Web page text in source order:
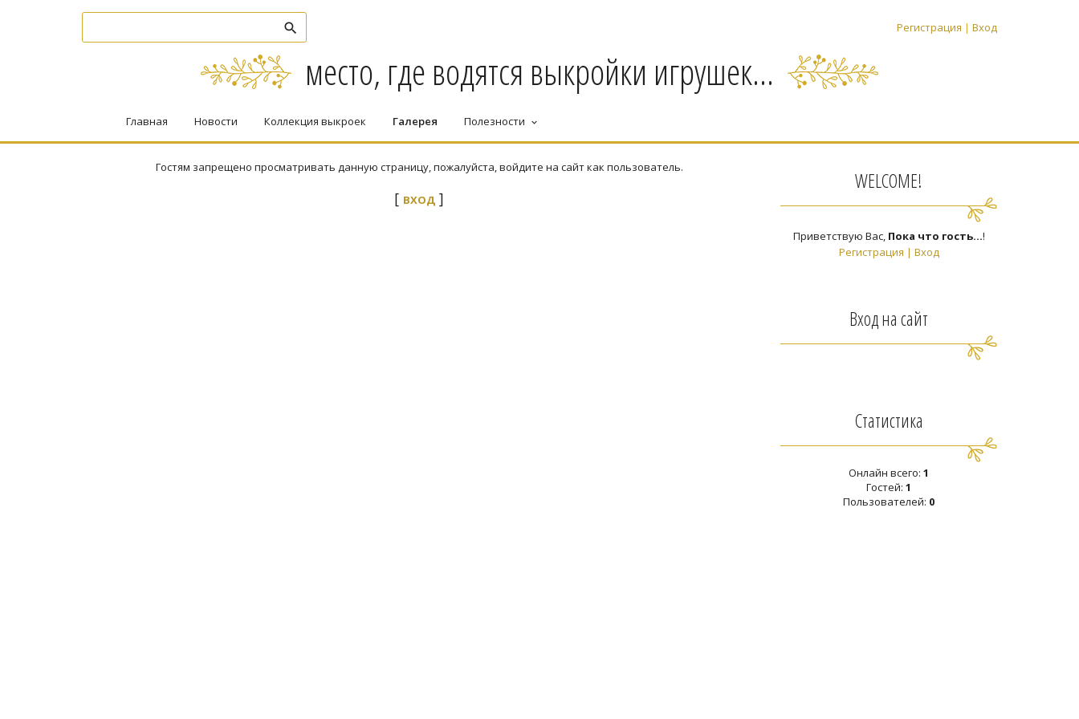
Регистрация | Вход
место, где водятся выкройки игрушек...
Главная Новости Коллекция выкроек Галерея Полезности keyboard_arrow_down
Гостям запрещено просматривать данную страницу, пожалуйста, войдите на сайт как пользователь.
[ ВХОД ]
WELCOME!
Приветствую Вас, Пока что гость...!
Регистрация | Вход
Вход на сайт
Статистика
Онлайн всего: 1
Гостей: 1
Пользователей: 0